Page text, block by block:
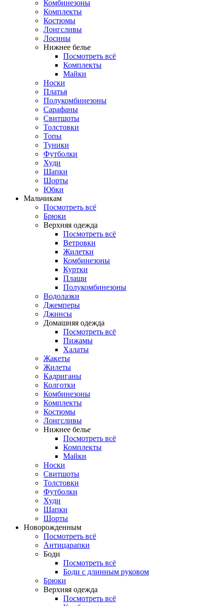
Комбинезоны
Комплекты
Костюмы
Лонгсливы
Лосины
Нижнее белье
Посмотреть всё
Комплекты
Майки
Носки
Платья
Полукомбинезоны
Сарафаны
Свитшоты
Толстовки
Топы
Туники
Футболки
Худи
Шапки
Шорты
Юбки
Мальчикам
Посмотреть всё
Брюки
Верхняя одежда
Посмотреть всё
Ветровки
Жилетки
Комбинезоны
Куртки
Плащи
Полукомбинезоны
Водолазки
Джемперы
Джинсы
Домашняя одежда
Посмотреть всё
Пижамы
Халаты
Жакеты
Жилеты
Кадриганы
Колготки
Комбинезоны
Комплекты
Костюмы
Лонгсливы
Нижнее белье
Посмотреть всё
Комплекты
Майки
Носки
Свитшоты
Толстовки
Футболки
Худи
Шапки
Шорты
Новорожденным
Посмотреть всё
Антицарапки
Боди
Посмотреть всё
Боди с длинным руковом
Брюки
Верхняя одежда
Посмотреть всё